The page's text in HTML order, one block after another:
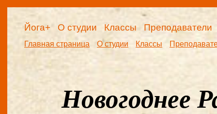
Йога+ О студии Классы Преподаватели
Главная страница О студии Классы
Новогоднее